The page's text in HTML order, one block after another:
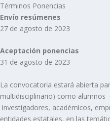
Términos Ponencias
Envío resúmenes
27 de agosto de 2023
Aceptación ponencias
31 de agosto de 2023
La convocatoria estará abierta
multidisciplinario) como alumnos
investigadores, académicos,
entidades estatales, en las